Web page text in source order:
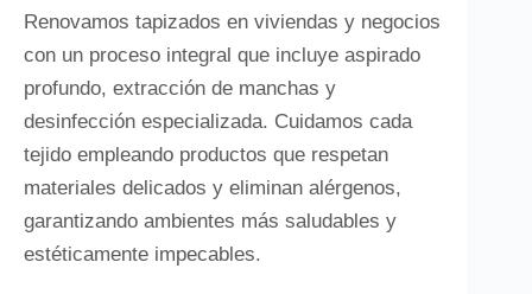
Renovamos tapizados en viviendas y negocios
con un proceso integral que incluye aspirado
profundo, extracción de manchas y
desinfección especializada. Cuidamos cada
tejido empleando productos que respetan
materiales delicados y eliminan alérgenos,
garantizando ambientes más saludables y
estéticamente impecables.